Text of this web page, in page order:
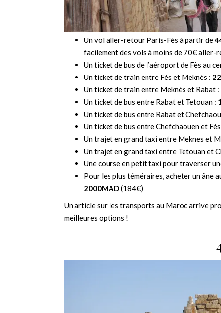
Un vol aller-retour Paris-Fès à partir de
facilement des vols à moins de 70€
Un ticket de bus de l’aéroport de Fès au
Un ticket de train entre Fès et Meknès :
Un ticket de train entre Meknès et Rabat :
Un ticket de bus entre Rabat et Tetouan :
Un ticket de bus entre Rabat et
Un ticket de bus entre Chefchaouen et
Un trajet en grand taxi entre Meknes et
Un trajet en grand taxi entre Tetouan et
Une course en petit taxi pour traverser
Pour les plus téméraires, acheter un âne
2000MAD(184€)
Un article sur les transports au Maroc arrive
meilleures options !